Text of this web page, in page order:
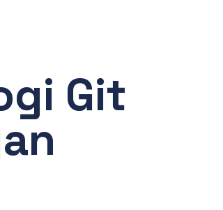
Git